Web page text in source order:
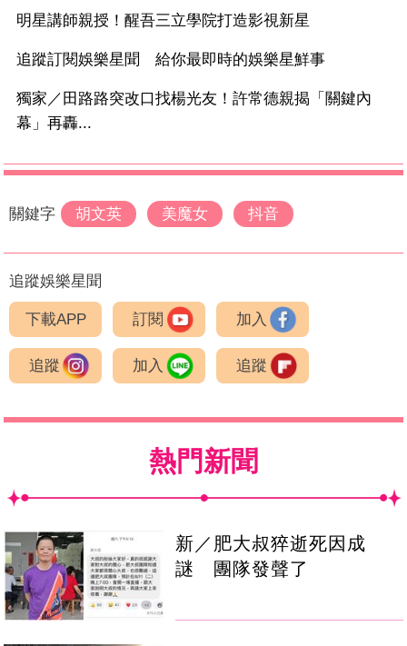
明星講師親授！醒吾三立學院打造影視新星
追蹤訂閱娛樂星聞 給你最即時的娛樂星鮮事
獨家／田路路突改口找楊光友！許常德親揭「關鍵內
幕」再轟...
關鍵字 胡文英 美魔女 抖音
追蹤娛樂星聞
下載APP 訂閱 加入
追蹤 加入 追蹤
熱門新聞
新／肥大叔猝逝死因成
謎 團隊發聲了